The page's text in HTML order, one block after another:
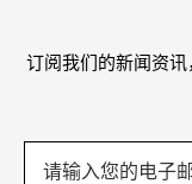
订阅我们的新闻资